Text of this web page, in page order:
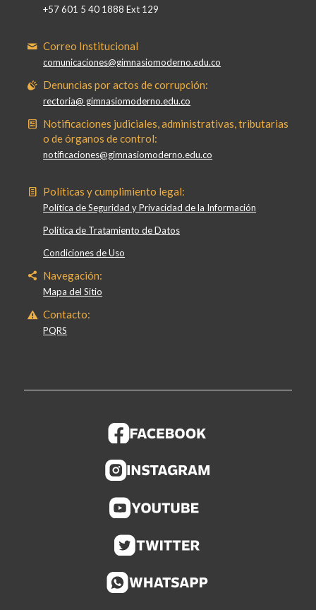
+57 601 5 40 1888 Ext 129
Correo Institucional
comunicaciones@gimnasiomoderno.edu.co
Denuncias por actos de corrupción:
rectoria@ gimnasiomoderno.edu.co
Notificaciones judiciales, administrativas, tributarias
o de órganos de control:
notificaciones@gimnasiomoderno.edu.co
Políticas y cumplimiento legal:
Política de Seguridad y Privacidad de la Información
Política de Tratamiento de Datos
Condiciones de Uso
Navegación:
Mapa del Sitio
Contacto:
PQRS